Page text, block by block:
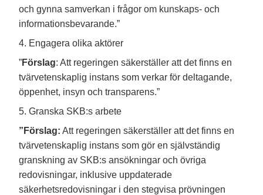
och gynna samverkan i frågor om kunskaps- och
informationsbevarande.”
4. Engagera olika aktörer
”Förslag: Att regeringen säkerställer att det finns en
tvärvetenskaplig instans som verkar för deltagande,
öppenhet, insyn och transparens.”
5. Granska SKB:s arbete
”Förslag: Att regeringen säkerställer att det finns en
tvärvetenskaplig instans som gör en självständig
granskning av SKB:s ansökningar och övriga
redovisningar, inklusive uppdaterade
säkerhetsredovisningar i den stegvisa prövningen